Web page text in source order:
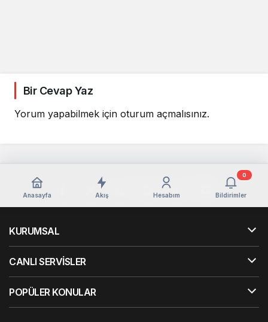
Bir Cevap Yaz
Yorum yapabilmek için oturum açmalısınız.
Anasayfa Akış Hesabım Bildirimler
0
KURUMSAL
CANLI SERVİSLER
POPÜLER KONULAR